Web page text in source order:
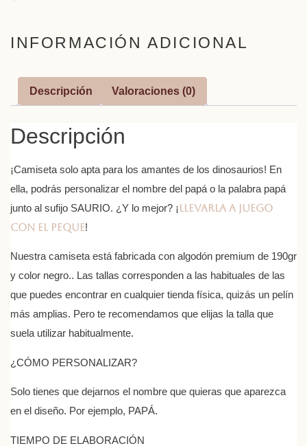
INFORMACIÓN ADICIONAL
Descripción Valoraciones (0)
Descripción
¡Camiseta solo apta para los amantes de los dinosaurios! En
ella, podrás personalizar el nombre del papá o la palabra papá
junto al sufijo SAURIO. ¿Y lo mejor? ¡Llevarla a juego
con el peque!
Nuestra camiseta está fabricada con algodón premium de 190gr
y color negro.. Las tallas corresponden a las habituales de las
que puedes encontrar en cualquier tienda física, quizás un pelín
más amplias. Pero te recomendamos que elijas la talla que
suela utilizar habitualmente.
¿CÓMO PERSONALIZAR?
Solo tienes que dejarnos el nombre que quieras que aparezca
en el diseño. Por ejemplo, PAPÁ.
TIEMPO DE ELABORACIÓN